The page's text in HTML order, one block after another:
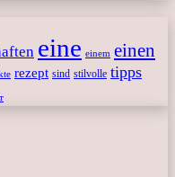
eine einem einen
rezept sind stilvolle tipps